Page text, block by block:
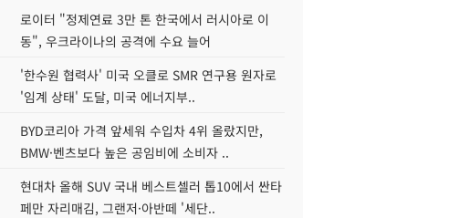
로이터 "정제연료 3만 톤 한국에서 러시아로 이
동", 우크라이나의 공격에 수요 늘어
'한수원 협력사' 미국 오클로 SMR 연구용 원자로
'임계 상태' 도달, 미국 에너지부..
BYD코리아 가격 앞세워 수입차 4위 올랐지만,
BMW·벤츠보다 높은 공임비에 소비자 ..
현대차 올해 SUV 국내 베스트셀러 톱10에서 싼타
페만 자리매김, 그랜저·아반떼 '세단..